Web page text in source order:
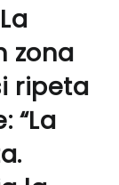
zona
ripeta
“La